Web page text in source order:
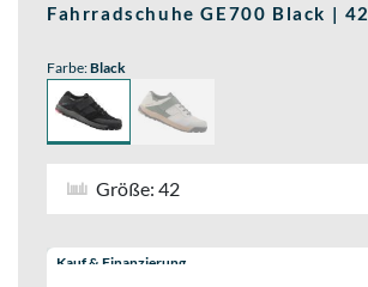
Fahrradschuhe GE700 Black | 42
Farbe:Black
Größe: 42
Wähle eine Preisoption:
Kauf & Finanzierung